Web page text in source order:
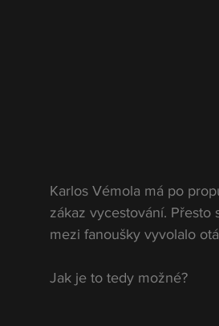
Karlos Vémola má po
zákaz vycestování.
mezi fanoušky vyvolalo
Jak je to tedy možné?